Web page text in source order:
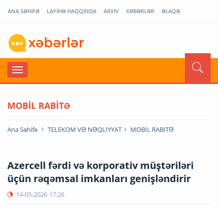
ANA SƏHİFƏ LAYİHƏ HAQQINDA ARXİV XƏBƏRLƏR ƏLAQƏ
MOBİL RABİTƏ
Ana Səhifə TELEKOM VƏ NƏQLİYYAT MOBİL RABİTƏ
Azercell fərdi və korporativ müştəriləri
üçün rəqəmsal imkanları genişləndirir
14-05-2026 17:26